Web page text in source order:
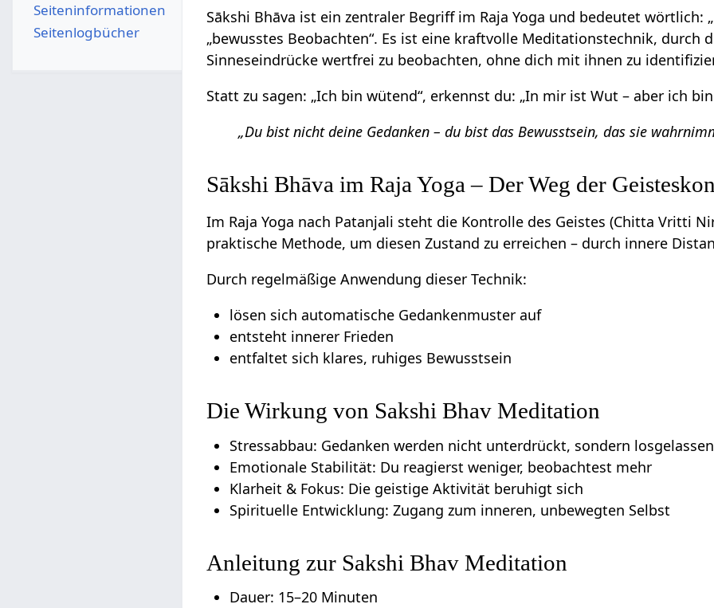
Sākshi Bhāva ist ein zentraler Begriff im Raja Yoga und bedeutet wörtlich:
„bewusstes Beobachten“. Es ist eine kraftvolle Meditationstechnik, durch
Sinneseindrücke wertfrei zu beobachten, ohne dich mit ihnen zu
Statt zu sagen: „Ich bin wütend“, erkennst du: „In mir ist Wut – aber ich
„Du bist nicht deine Gedanken – du bist das Bewusstsein, das sie
Sākshi Bhāva im Raja Yoga – Der Weg der
Im Raja Yoga nach Patanjali steht die Kontrolle des Geistes (Chitta Vritti
praktische Methode, um diesen Zustand zu erreichen – durch innere
Durch regelmäßige Anwendung dieser Technik:
lösen sich automatische Gedankenmuster auf
entsteht innerer Frieden
entfaltet sich klares, ruhiges Bewusstsein
Die Wirkung von Sakshi Bhav Meditation
Stressabbau: Gedanken werden nicht unterdrückt, sondern losgelassen
Emotionale Stabilität: Du reagierst weniger, beobachtest mehr
Klarheit & Fokus: Die geistige Aktivität beruhigt sich
Spirituelle Entwicklung: Zugang zum inneren, unbewegten Selbst
Anleitung zur Sakshi Bhav Meditation
Dauer: 15–20 Minuten
Seiten­­informationen
Seitenlogbücher